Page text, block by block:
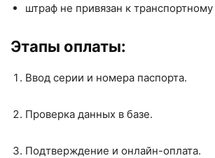
штраф не привязан к транспортному
Этапы оплаты:
Ввод серии и номера паспорта.
Проверка данных в базе.
Подтверждение и онлайн-оплата.